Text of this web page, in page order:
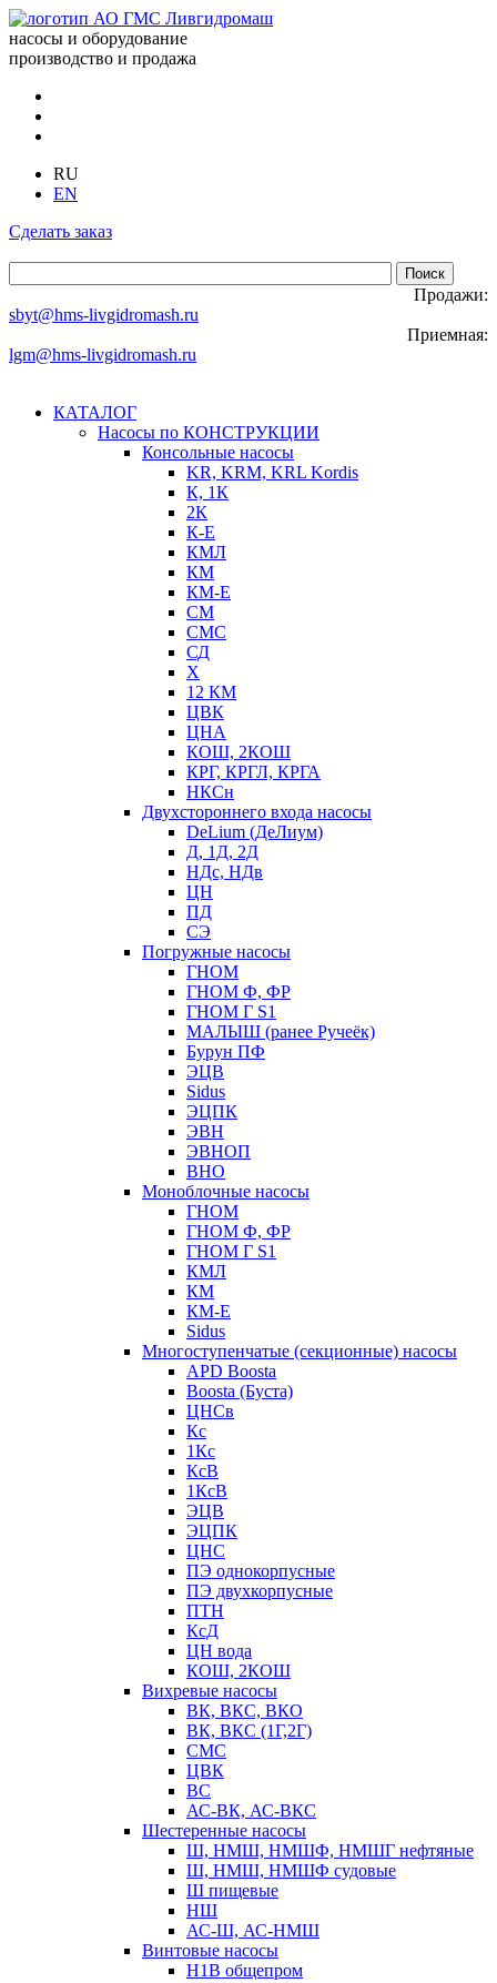
насосы и оборудование
производство и продажа
RU
EN
Сделать заказ
Продажи:
sbyt@hms-livgidromash.ru
Приемная:
lgm@hms-livgidromash.ru
КАТАЛОГ
Насосы по КОНСТРУКЦИИ
Консольные насосы
KR, KRM, KRL Kordis
К, 1К
2К
К-Е
КМЛ
КМ
КМ-Е
СМ
СМС
СД
Х
12 КМ
ЦВК
ЦНА
КОШ, 2КОШ
КРГ, КРГЛ, КРГА
НКСн
Двухстороннего входа насосы
DeLium (ДеЛиум)
Д, 1Д, 2Д
НДс, НДв
ЦН
ПД
СЭ
Погружные насосы
ГНОМ
ГНОМ Ф, ФР
ГНОМ Г S1
МАЛЫШ (ранее Ручеёк)
Бурун ПФ
ЭЦВ
Sidus
ЭЦПК
ЭВН
ЭВНОП
ВНО
Моноблочные насосы
ГНОМ
ГНОМ Ф, ФР
ГНОМ Г S1
КМЛ
КМ
КМ-Е
Sidus
Многоступенчатые (секционные) насосы
APD Boosta
Boosta (Буста)
ЦНСв
Кс
1Кс
КсВ
1КсВ
ЭЦВ
ЭЦПК
ЦНС
ПЭ однокорпусные
ПЭ двухкорпусные
ПТН
КсД
ЦН вода
КОШ, 2КОШ
Вихревые насосы
ВК, ВКС, ВКО
ВК, ВКС (1Г,2Г)
СМС
ЦВК
ВС
АС-ВК, АС-ВКС
Шестеренные насосы
Ш, НМШ, НМШФ, НМШГ нефтяные
Ш, НМШ, НМШФ судовые
Ш пищевые
НШ
АС-Ш, АС-НМШ
Винтовые насосы
Н1В общепром